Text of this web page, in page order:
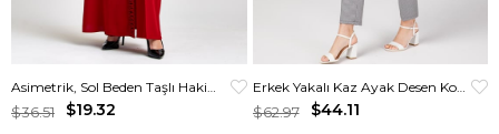
$19.32
$36.51
Erkek Yakalı Kaz Ayak Desen Kombinli Pantolon Ceket Takım Siyah
$44.11
$62.97